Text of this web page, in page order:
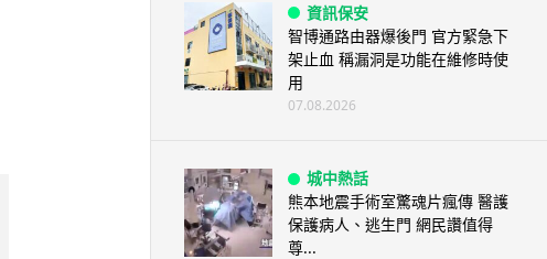
資訊保安
智博通路由器爆後門 官方緊急下
架止血 稱漏洞是功能在維修時使
用
07.08.2026
城中熱話
熊本地震手術室驚魂片瘋傳 醫護
保護病人、逃生門 網民讚值得
尊...